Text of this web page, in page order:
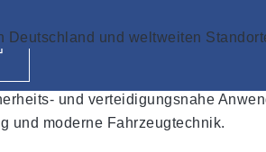
und weltweiten
und verteidigungsnahe
und moderne Fahrzeugtechnik.